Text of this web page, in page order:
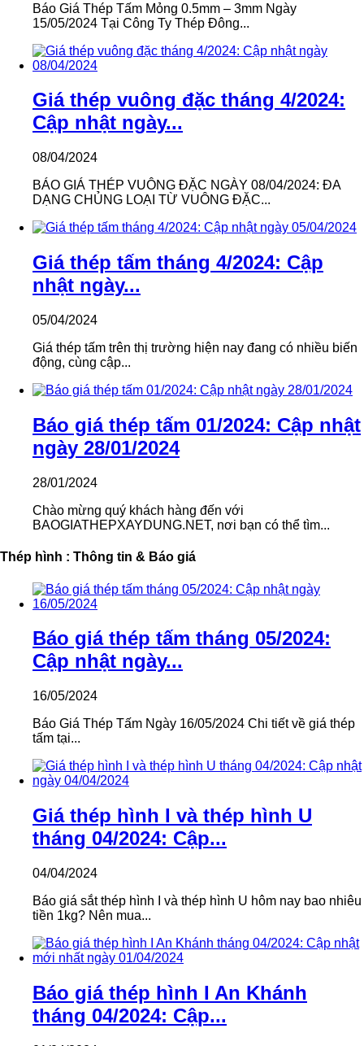
Báo Giá Thép Tấm Mỏng 0.5mm – 3mm Ngày
15/05/2024 Tại Công Ty Thép Đông...
Giá thép vuông đặc tháng 4/2024:
Cập nhật ngày...
08/04/2024
BÁO GIÁ THÉP VUÔNG ĐẶC NGÀY 08/04/2024: ĐA
DẠNG CHỦNG LOẠI TỪ VUÔNG ĐẶC...
Giá thép tấm tháng 4/2024: Cập
nhật ngày...
05/04/2024
Giá thép tấm trên thị trường hiện nay đang có nhiều biến
động, cùng cập...
Báo giá thép tấm 01/2024: Cập nhật
ngày 28/01/2024
28/01/2024
Chào mừng quý khách hàng đến với
BAOGIATHEPXAYDUNG.NET, nơi bạn có thể tìm...
Thép hình : Thông tin & Báo giá
Báo giá thép tấm tháng 05/2024:
Cập nhật ngày...
16/05/2024
Báo Giá Thép Tấm Ngày 16/05/2024 Chi tiết về giá thép
tấm tại...
Giá thép hình I và thép hình U
tháng 04/2024: Cập...
04/04/2024
Báo giá sắt thép hình I và thép hình U hôm nay bao nhiêu
tiền 1kg? Nên mua...
Báo giá thép hình I An Khánh
tháng 04/2024: Cập...